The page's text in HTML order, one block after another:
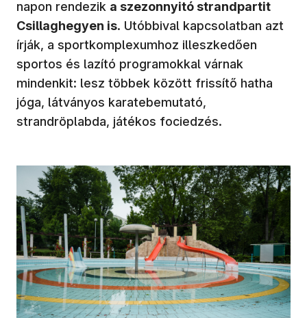
napon rendezik a szezonnyitó strandpartit
Csillaghegyen is. Utóbbival kapcsolatban azt
írják, a sportkomplexumhoz illeszkedően
sportos és lazító programokkal várnak
mindenkit: lesz többek között frissítő hatha
jóga, látványos karatebemutató,
strandröplabda, játékos fociedzés.